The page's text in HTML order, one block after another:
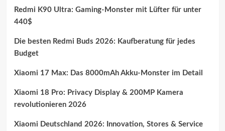
Redmi K90 Ultra: Gaming-Monster mit Lüfter für unter
440$
Die besten Redmi Buds 2026: Kaufberatung für jedes
Budget
Xiaomi 17 Max: Das 8000mAh Akku-Monster im Detail
Xiaomi 18 Pro: Privacy Display & 200MP Kamera
revolutionieren 2026
Xiaomi Deutschland 2026: Innovation, Stores & Service